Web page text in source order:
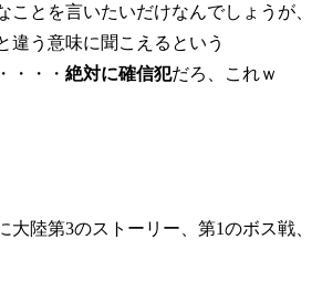
ことを言いたいだけなんでしょうが、
違う意味に聞こえるという
・・・ 絶対に確信犯だろ、これｗ
大陸第3のストーリー、第1のボス戦、